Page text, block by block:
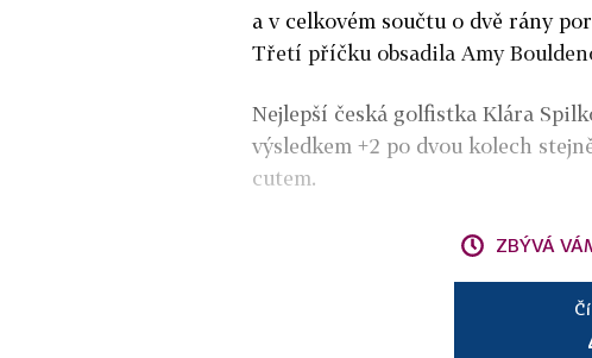
a v celkovém součtu o dvě rány
Třetí příčku obsadila Amy
Nejlepší česká golfistka Klára
výsledkem +2 po dvou kolech
cutem.
ZBÝVÁ